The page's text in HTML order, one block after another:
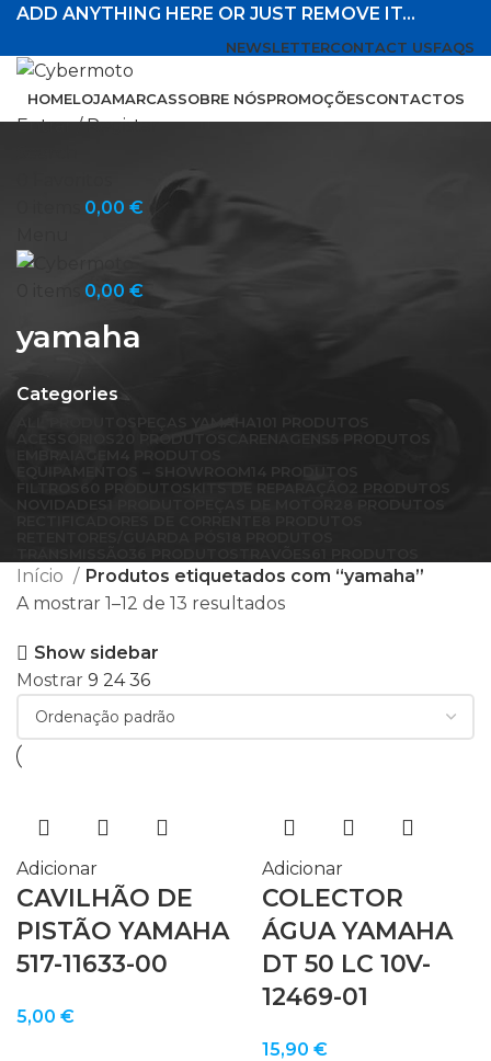
ADD ANYTHING HERE OR JUST REMOVE IT…
NEWSLETTERCONTACT USFAQS
HOMELOJAMARCASSOBRE NÓSPROMOÇÕESCONTACTOS
Entrar / Registar
0,00 €
0,00 €
yamaha
Categories
Início
Produtos etiquetados com “yamaha”
A mostrar 1–12 de 13 resultados
Show sidebar
Mostrar 9 2436
Adicionar
CAVILHÃO DE
PISTÃO YAMAHA
517-11633-00
5,00 €
Adicionar
COLECTOR
ÁGUA YAMAHA
DT 50 LC 10V-
12469-01
15,90 €